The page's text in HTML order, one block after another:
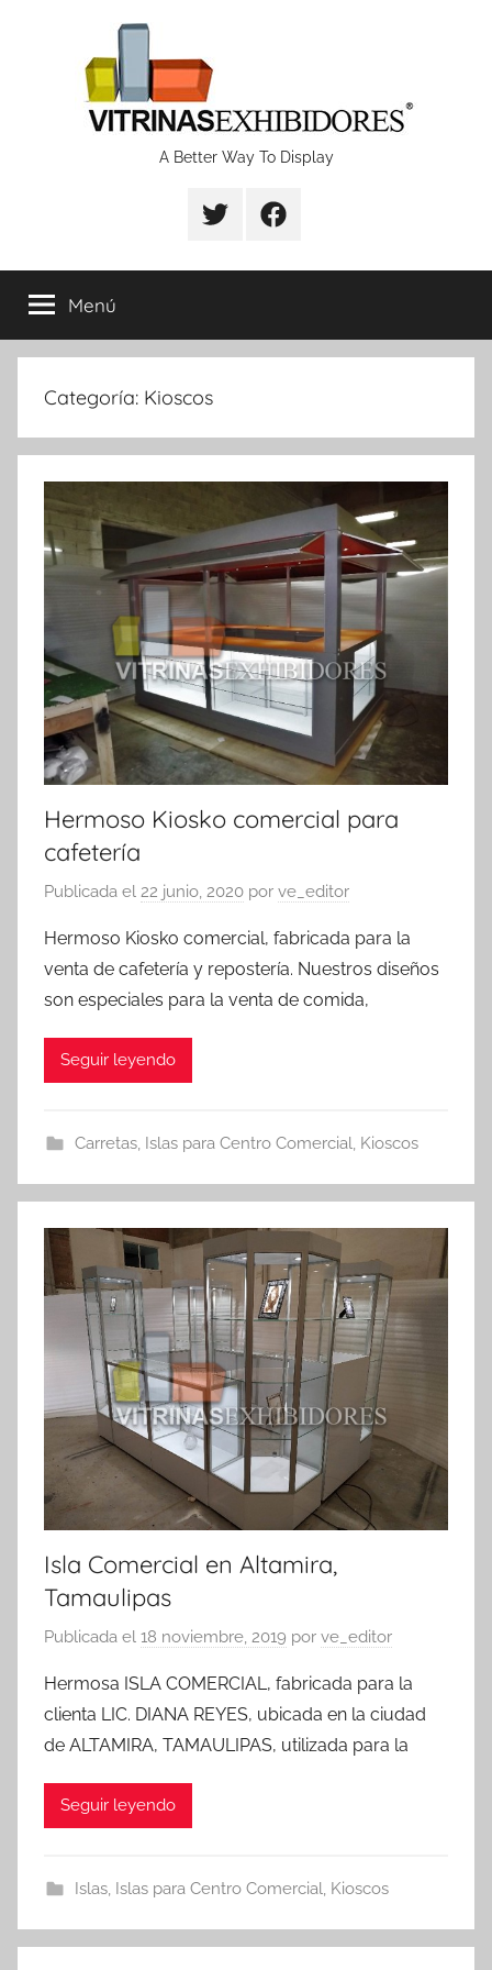
Proyectos
fabricación
de
vitrinas
y
exhibidores
A Better Way To Display
Menú
Categoría: Kioscos
Hermoso Kiosko comercial para
cafetería
Publicada el 22 junio, 2020 por ve_editor
Hermoso Kiosko comercial, fabricada para la
venta de cafetería y repostería. Nuestros diseños
son especiales para la venta de comida,
Seguir leyendo
Carretas, Islas para Centro Comercial, Kioscos
Isla Comercial en Altamira,
Tamaulipas
Publicada el 18 noviembre, 2019 por ve_editor
Hermosa ISLA COMERCIAL, fabricada para la
clienta LIC. DIANA REYES, ubicada en la ciudad
de ALTAMIRA, TAMAULIPAS, utilizada para la
Seguir leyendo
Islas, Islas para Centro Comercial, Kioscos